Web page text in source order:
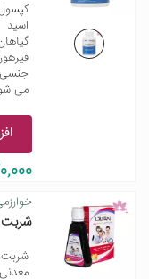
جنسی
می
شربت
شربت